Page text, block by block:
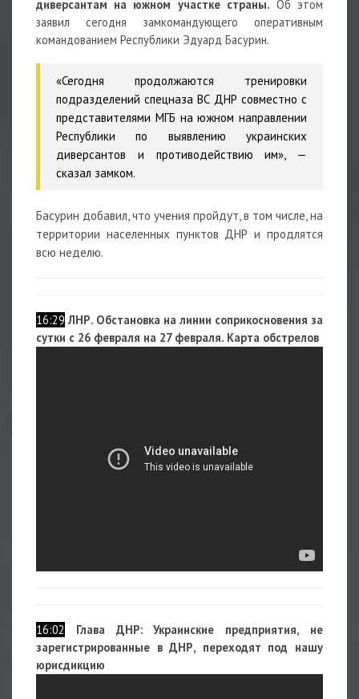
диверсантам на южном участке страны. Об этом
заявил сегодня замкомандующего оперативным
командованием Республики Эдуард Басурин.
«Сегодня продолжаются тренировки
подразделений спецназа ВС ДНР совместно с
представителями МГБ на южном направлении
Республики по выявлению украинских
диверсантов и противодействию им», —
сказал замком.
Басурин добавил, что учения пройдут, в том числе, на
территории населенных пунктов ДНР и продлятся
всю неделю.
16:29 ЛНР. Обстановка на линии соприкосновения за
сутки с 26 февраля на 27 февраля. Карта обстрелов
16:02
Глава ДНР: Украинские предприятия, не
зарегистрированные в ДНР, переходят под нашу
юрисдикцию